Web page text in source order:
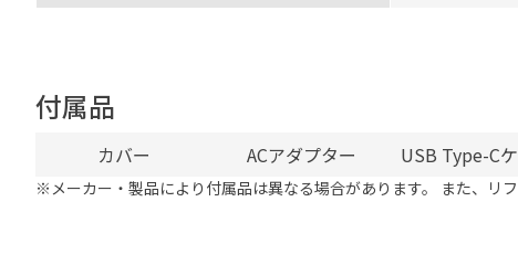
付属品
カバー ACアダプター USB Type-C
※メーカー・製品により付属品は異なる場合があります。 また、リ